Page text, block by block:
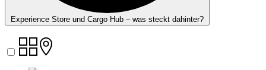
Experience Store und Cargo Hub – was steckt dahinter?